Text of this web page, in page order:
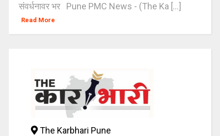
संवर्धनावर भर Pune PMC News - (The Ka [...]
Read More
The Karbhari Pune